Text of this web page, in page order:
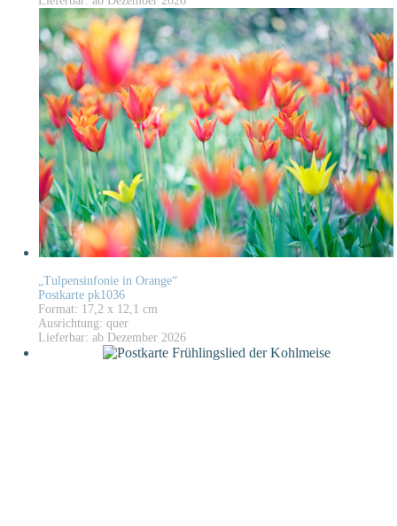
„Tulpensinfonie in Orange“
Postkarte pk1036
Format: 17,2 x 12,1 cm
Ausrichtung: quer
Lieferbar: ab Dezember 2026